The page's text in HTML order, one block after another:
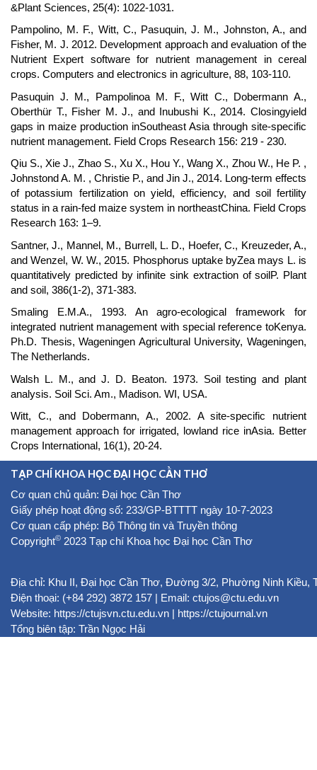
&Plant Sciences, 25(4): 1022-1031.
Pampolino, M. F., Witt, C., Pasuquin, J. M., Johnston, A., and
Fisher, M. J. 2012. Development approach and evaluation of the
Nutrient Expert software for nutrient management in cereal
crops. Computers and electronics in agriculture, 88, 103-110.
Pasuquin J. M., Pampolinoa M. F., Witt C., Dobermann A.,
Oberthür T., Fisher M. J., and Inubushi K., 2014. Closingyield
gaps in maize production inSoutheast Asia through site-specific
nutrient management. Field Crops Research 156: 219 - 230.
Qiu S., Xie J., Zhao S., Xu X., Hou Y., Wang X., Zhou W., He P. ,
Johnstond A. M. , Christie P., and Jin J., 2014. Long-term effects
of potassium fertilization on yield, efficiency, and soil fertility
status in a rain-fed maize system in northeastChina. Field Crops
Research 163: 1–9.
Santner, J., Mannel, M., Burrell, L. D., Hoefer, C., Kreuzeder, A.,
and Wenzel, W. W., 2015. Phosphorus uptake byZea mays L. is
quantitatively predicted by infinite sink extraction of soilP. Plant
and soil, 386(1-2), 371-383.
Smaling E.M.A., 1993. An agro-ecological framework for
integrated nutrient management with special reference toKenya.
Ph.D. Thesis, Wageningen Agricultural University, Wageningen,
The Netherlands.
Walsh L. M., and J. D. Beaton. 1973. Soil testing and plant
analysis. Soil Sci. Am., Madison. WI, USA.
Witt, C., and Dobermann, A., 2002. A site-specific nutrient
management approach for irrigated, lowland rice inAsia. Better
Crops International, 16(1), 20-24.
TẠP CHÍ KHOA HỌC ĐẠI HỌC CẦN THƠ
Cơ quan chủ quản: Đại học Cần Thơ
Giấy phép hoạt động số: 233/GP-BTTTT ngày 10-7-2023
Cơ quan cấp phép: Bộ Thông tin và Truyền thông
Copyright© 2023 Tạp chí Khoa học Đại học Cần Thơ
Địa chỉ: Khu II, Đại học Cần Thơ, Đường 3/2, Phường Ninh Kiều,
Điện thoại: (+84 292) 3872 157 | Email: ctujos@ctu.edu.vn
Website: https://ctujsvn.ctu.edu.vn | https://ctujournal.vn
Tổng biên tập: Trần Ngọc Hải